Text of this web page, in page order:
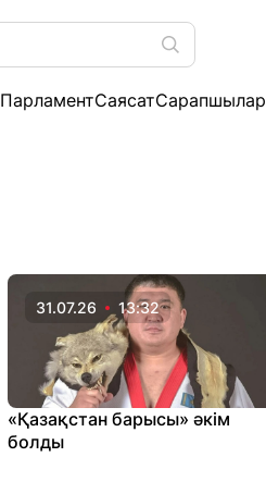
ПарламентСаясатСарапшылар
31.07.26 13:32
«Қазақстан барысы» әкім
болды